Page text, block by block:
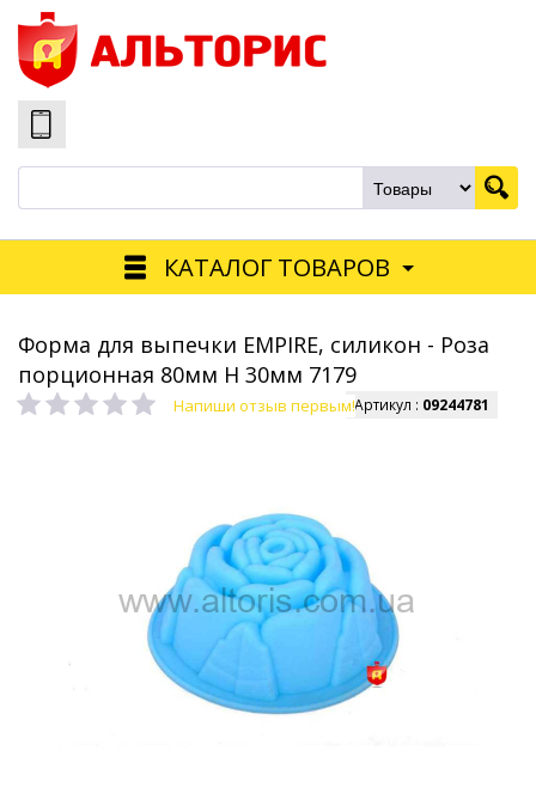
КАТАЛОГ ТОВАРОВ
Форма для выпечки EMPIRE, силикон - Роза
порционная 80мм Н 30мм 7179
Напиши отзыв первым!Артикул : 09244781